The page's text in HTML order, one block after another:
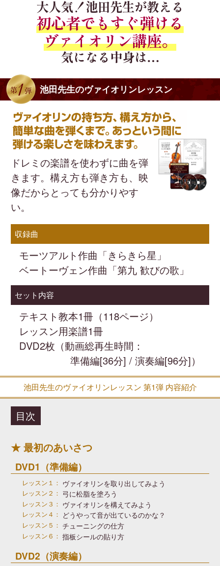
大人気！池田先生が教える
初心者でもすぐ弾ける
ヴァイオリン講座。
気になる中身は…
池田先生のヴァイオリンレッスン
第1弾
ヴァイオリンの持ち方、構え方から、簡単な
曲を弾くまで。
あっという間に弾ける楽しさを味わえます。
ドレミの楽譜を使わずに曲を弾
きます。構え方も弾き方も、映
像だからとっても分かりやす
い。
収録曲
モーツアルト作曲「きらきら星」
ベートーヴェン作曲「第九 歓びの歌」
セット内容
テキスト教本1冊（118ページ）
レッスン用楽譜1冊
DVD2枚（動画総再生時間：
準備編[36分] / 演奏編[96分]）
池田先生のヴァイオリンレッスン 第1弾 内容紹介
目次
最初のあいさつ
DVD1（準備編）
レッスン１： ヴァイオリンを取り出してみよう
レッスン２： 弓に松脂を塗ろう
レッスン３： ヴァイオリンを構えてみよう
レッスン４： どうやって音が出ているのかな？
レッスン５： チューニングの仕方
レッスン６： 指板シールの貼り方
DVD2（演奏編）